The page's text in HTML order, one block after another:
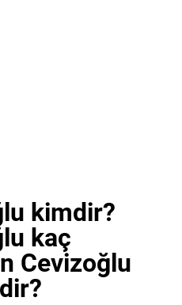
kimdir?
kaç
Cevizoğlu